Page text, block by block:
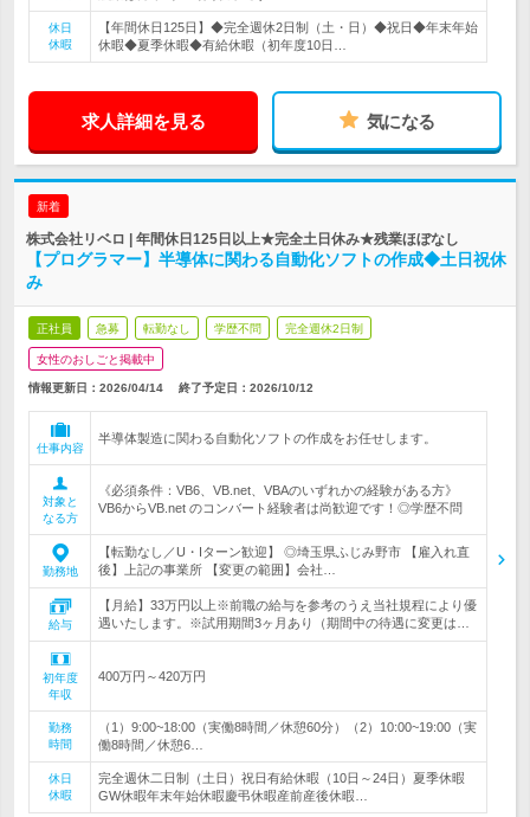
休日
休暇
【年間休日125日】◆完全週休2日制（土・日）◆祝日◆年末年始
休暇◆夏季休暇◆有給休暇（初年度10日…
求人詳細を見る 気になる
新着
株式会社リベロ | 年間休日125日以上★完全土日休み★残業ほぼなし
【プログラマー】半導体に関わる自動化ソフトの作成◆土日祝休
み
正社員 急募 転勤なし 学歴不問 完全週休2日制
女性のおしごと掲載中
情報更新日：2026/04/14 終了予定日： 2026/10/12
仕事内容
半導体製造に関わる自動化ソフトの作成をお任せします。
対象と
なる方
《必須条件：VB6、VB.net、VBAのいずれかの経験がある方》
VB6からVB.net のコンバート経験者は尚歓迎です！◎学歴不問
勤務地
【転勤なし／U・Iターン歓迎】 ◎埼玉県ふじみ野市 【雇入れ直
後】上記の事業所 【変更の範囲】会社…
給与
【月給】33万円以上※前職の給与を参考のうえ当社規程により優
遇いたします。※試用期間3ヶ月あり（期間中の待遇に変更は…
初年度
年収
400万円～420万円
勤務
時間
（1）9:00~18:00（実働8時間／休憩60分）（2）10:00~19:00（実
働8時間／休憩6…
休日
休暇
完全週休二日制（土日）祝日有給休暇（10日～24日）夏季休暇
GW休暇年末年始休暇慶弔休暇産前産後休暇…